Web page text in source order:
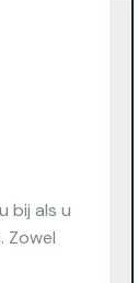
bij als u
Zowel